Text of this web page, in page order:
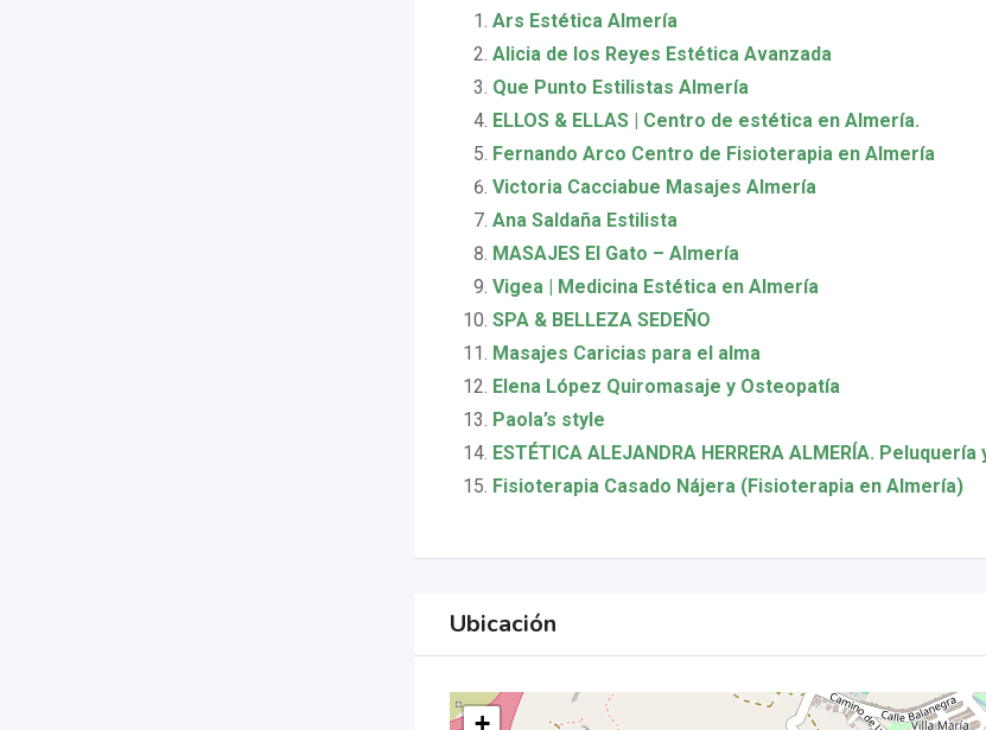
Ars Estética Almería
Alicia de los Reyes Estética Avanzada
Que Punto Estilistas Almería
ELLOS & ELLAS | Centro de estética en Almería.
Fernando Arco Centro de Fisioterapia en Almería
Victoria Cacciabue Masajes Almería
Ana Saldaña Estilista
MASAJES El Gato – Almería
Vigea | Medicina Estética en Almería
SPA & BELLEZA SEDEÑO
Masajes Caricias para el alma
Elena López Quiromasaje y Osteopatía
Paola’s style
ESTÉTICA ALEJANDRA HERRERA ALMERÍA.
Fisioterapia Casado Nájera (Fisioterapia en Almería)
Ubicación
+